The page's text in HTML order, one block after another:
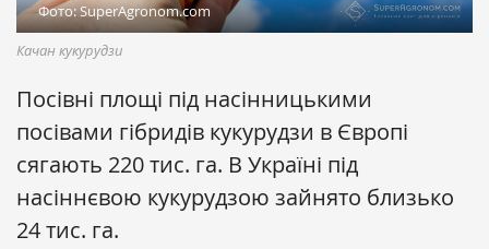
Фото: SuperAgronom.com
Качан кукурудзи
Посівні площі під насінницькими
посівами гібридів кукурудзи в Європі
сягають 220 тис. га. В Україні під
насіннєвою кукурудзою зайнято близько
24 тис. га.